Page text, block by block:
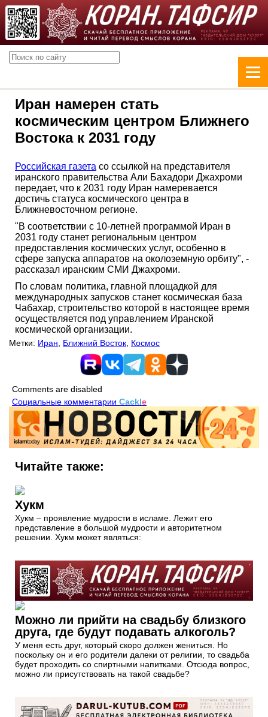
Иран намерен стать
космическим центром Ближнего
Востока к 2031 году
Российская газета со ссылкой на представителя
иранского правительства Али Бахадори Джахроми
передает, что к 2031 году Иран намеревается
достичь статуса космического центра в
Ближневосточном регионе.
"В соответствии с 10-летней программой Иран в
2031 году станет региональным центром
предоставления космических услуг, особенно в
сфере запуска аппаратов на околоземную орбиту", -
рассказал иранским СМИ Джахроми.
По словам политика, главной площадкой для
международных запусков станет космическая база
Чабахар, строительство которой в настоящее время
осуществляется под управлением Иранской
космической организации.
Метки: Иран Ближний Восток Космос
Comments are disabled
Социальные комментарии Cackle
Читайте также:
Хукм
Хукм – проявление мудрости в исламе. Лежит его
представление в большой мудрости и авторитетном
решении. Хукм может являться:
Можно ли прийти на свадьбу близкого
друга, где будут подавать алкоголь?
У меня есть друг, который скоро должен жениться. Но
поскольку он и его родители далеки от религии, то свадьба
будет проходить со спиртными напитками. Отсюда вопрос,
можно ли присутствовать на такой свадьбе?